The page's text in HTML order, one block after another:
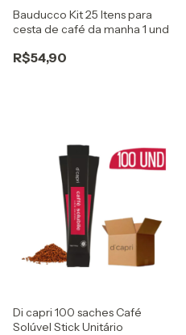
Bauducco Kit 25 Itens para
cesta de café da manha 1 und
R$54,90
Di capri 100 saches Café
Solúvel Stick Unitário